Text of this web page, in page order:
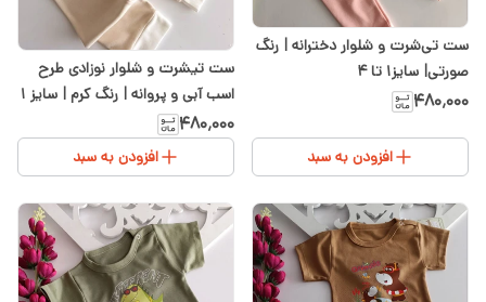
ست تی‌شرت و شلوار دخترانه | رنگ
صورتی| سایز۱ تا ۴
۴۸۰٬۰۰۰
افزودن به سبد
ست تیشرت و شلوار نوزادی طرح
اسب آبی و پروانه | رنگ کرم | سایز ۱
تا ۴ | سیسمونی شیدا
۴۸۰٬۰۰۰
افزودن به سبد